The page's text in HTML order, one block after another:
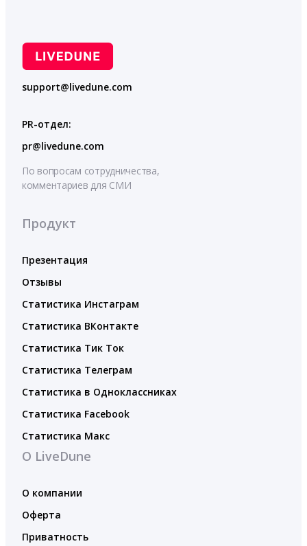
support@livedune.com
PR-отдел:
pr@livedune.com
По вопросам сотрудничества,
комментариев для СМИ
Продукт
Презентация
Отзывы
Статистика Инстаграм
Статистика ВКонтакте
Статистика Тик Ток
Статистика Телеграм
Статистика в Одноклассниках
Статистика Facebook
Статистика Макс
О LiveDune
О компании
Оферта
Приватность